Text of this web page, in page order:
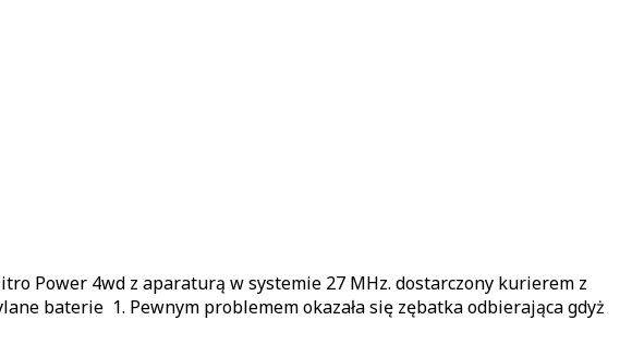
4wd z aparaturą w systemie 27 MHz. dostarczony kurierem z
baterie 1. Pewnym problemem okazała się zębatka odbierająca gdyż